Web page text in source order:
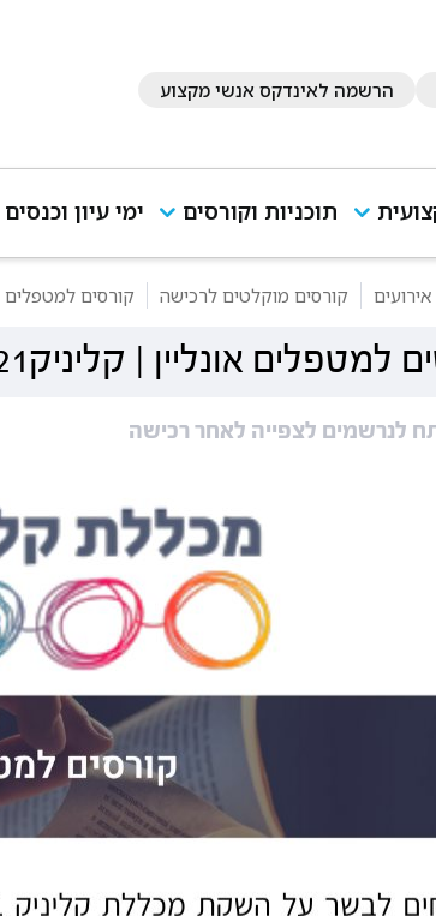
הרשמה לאינדקס אנשי מקצוע
תוכניות וקורסים ימי עיון וכנסים
אירועים קורסים מוקלטים לרכישה קורסים למטפלים
למטפלים אונליין | קליניק21
לנרשמים לצפייה לאחר רכישה